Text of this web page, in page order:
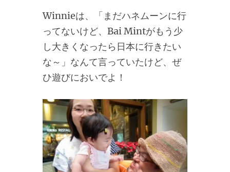
Winnieは、「まだハネムーンに行
ってないけど、Bai Mintがもう少
し大きくなったら日本に行きたい
な～」なんて言っていたけど、ぜ
ひ遊びにおいでよ！